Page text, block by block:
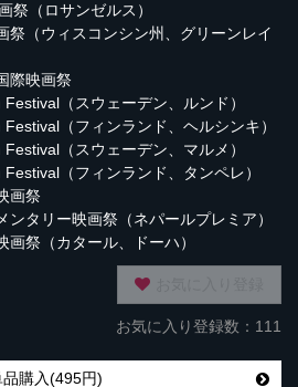
（ロサンゼルス）
（ウィスコンシン州、グリーンレイ
際映画祭
（スウェーデン、ルンド）
（フィンランド、ヘルシンキ）
（スウェーデン、マルメ）
（フィンランド、タンペレ）
画祭
タリー映画祭（ネパールプレミア）
祭（カタール、ドーハ）
お気に入り登録数：111
品購入(495円)